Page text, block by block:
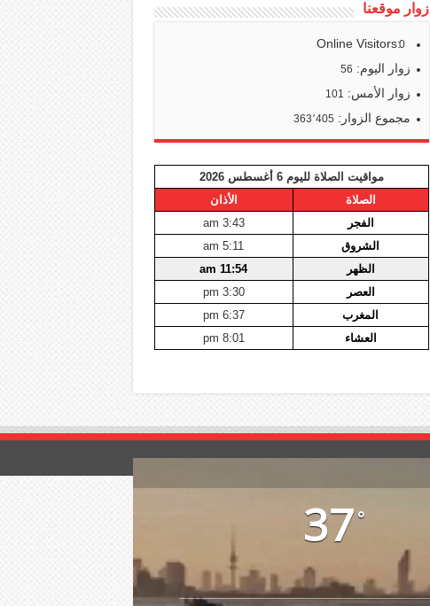
زوار موقعنا
Online Visitors:
0
زوار اليوم: 56
زوار الأمس: 101
مجموع الزوار: 363٬405
مواقيت الصلاة لليوم 6 أغسطس 2026
الصلاة
الأذان
الفجر
3:43 am
الشروق
5:11 am
الظهر
11:54 am
العصر
3:30 pm
المغرب
6:37 pm
العشاء
8:01 pm
37°